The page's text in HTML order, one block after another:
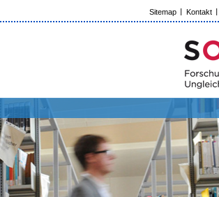
Sitemap Kontakt